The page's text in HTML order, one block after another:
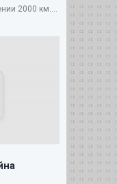
2000 км....